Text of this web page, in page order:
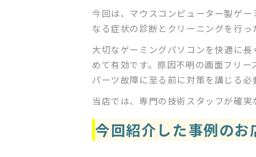
今回は、マウスコンピューター製ゲ
なる症状の診断とクリーニングを行っ
大切なゲーミングパソコンを快適に
めて有効です。原因不明の画面フリ
パーツ故障に至る前に対策を講じる必
当店では、専門の技術スタッフが確実
今回紹介した事例のお